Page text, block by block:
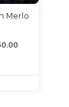
Merlo